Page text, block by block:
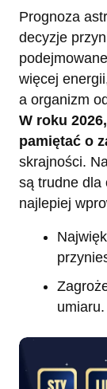
Prognoza
decyzje
więcej
a organizm
W roku
pamiętać o
skrajności.
są trudne dla
najlepiej
umiaru.